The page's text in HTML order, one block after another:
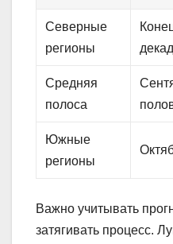
Северные
регионы
Средняя
полоса
Южные
регионы
Важно учитывать
затягивать процесс.